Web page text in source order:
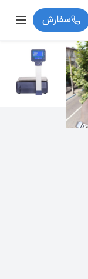
سفارش